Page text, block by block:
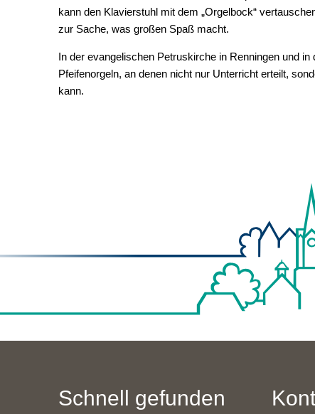
kann den Klavierstuhl mit dem „Orgelbock“
zur Sache, was großen Spaß macht.
In der evangelischen Petruskirche in Renningen und
Pfeifenorgeln, an denen nicht nur Unterricht erteilt,
kann.
Schnell gefunden